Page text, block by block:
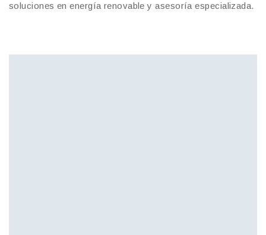
soluciones en energía renovable y asesoría especializada.